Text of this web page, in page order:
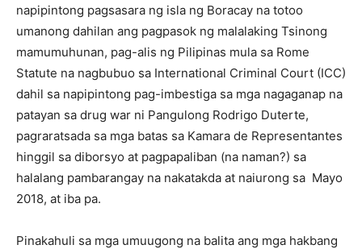
napipintong pagsasara ng isla ng Boracay na totoo
umanong dahilan ang pagpasok ng malalaking Tsinong
mamumuhunan, pag-alis ng Pilipinas mula sa Rome
Statute na nagbubuo sa International Criminal Court (ICC)
dahil sa napipintong pag-imbestiga sa mga nagaganap na
patayan sa drug war ni Pangulong Rodrigo Duterte,
pagraratsada sa mga batas sa Kamara de Representantes
hinggil sa diborsyo at pagpapaliban (na naman?) sa
halalang pambarangay na nakatakda at naiurong sa Mayo
2018, at iba pa.
Pinakahuli sa mga umuugong na balita ang mga hakbang